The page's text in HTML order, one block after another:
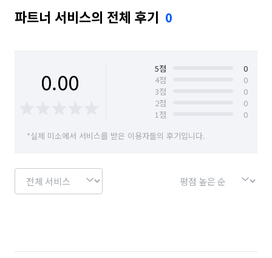
파트너 서비스의 전체 후기 0
0.00 5점
0
4점
0
3점
0
2점
0
1점
0
*실제 미소에서 서비스를 받은 이용자들의 후기입니다.